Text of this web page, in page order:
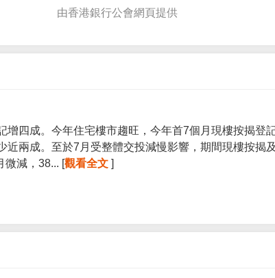
由香港銀行公會網頁提供
增四成。今年住宅樓市趨旺，今年首7個月現樓按揭
近兩成。至於7月受整體交投減慢影響，期間現樓按揭
微減，38... [觀看全文 ]